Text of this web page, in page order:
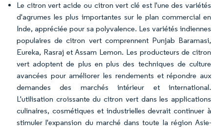
Le citron vert acide ou citron vert clé est l'une des variétés
d'agrumes les plus importantes sur le plan commercial en
Inde, appréciée pour sa polyvalence. Les variétés indiennes
populaires de citron vert comprennent Punjab Baramasi,
Eureka, Rasraj et Assam Lemon. Les producteurs de citron
vert adoptent de plus en plus des techniques de culture
avancées pour améliorer les rendements et répondre aux
demandes des marchés intérieur et international.
L'utilisation croissante du citron vert dans les applications
culinaires, cosmétiques et industrielles devrait continuer à
stimuler l'expansion du marché dans toute la région Asie-